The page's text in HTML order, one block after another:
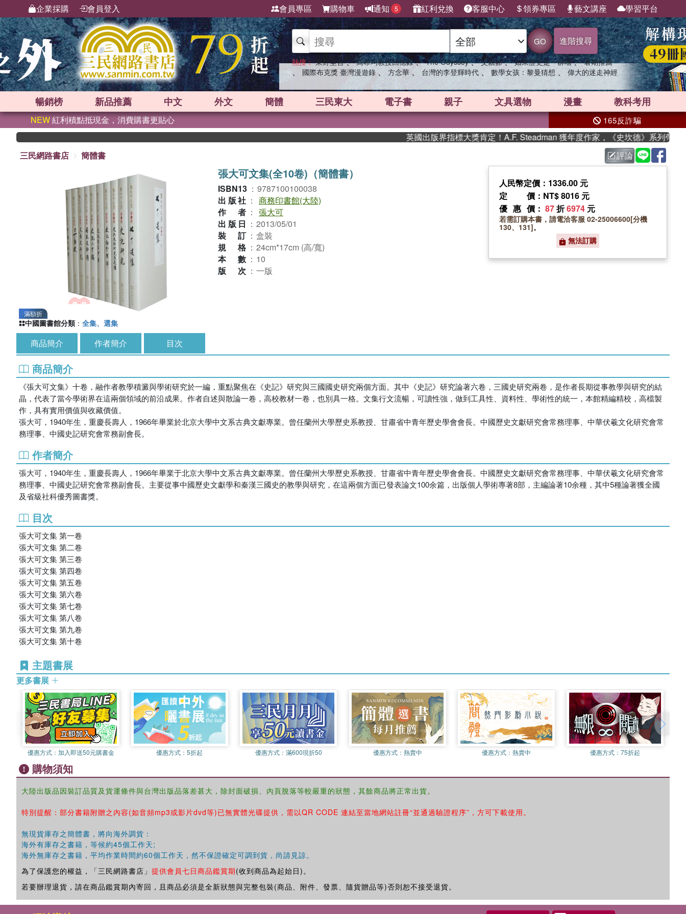
企業採購 會員登入 會員專區 購物車 通知 5 紅利兌換 客服中心 領券專區 藝文講座 學習平台
GO 進階搜尋
熱搜： 東野圭吾 、 高希均教授回憶錄 、 The Odyssey 、 父親節 、 如果歷史是一群喵 、 暑期推薦
、 國際布克獎 臺灣漫遊錄 、 方念華 、 台灣的李登輝時代 、 數學女孩：黎曼猜想 、 偉大的迷走神經
暢銷榜 新品推薦 中文 外文 簡體 三民東大 電子書 親子 文具選物 漫畫 教科考用
NEW紅利積點抵現金，消費購書更貼心 165反詐騙
英國出版界指標大獎肯定！A.F. Steadman 獲年度作家，《史坎德》系列帶你踏上
三民網路書店
簡體書 評論
滿額折
張大可文集(全10卷)（簡體書）
ISBN13 ： 9787100100038
出版社 ： 商務印書館(大陸)
作者 ： 張大可
出版日 ： 2013/05/01
裝訂 ： 盒裝
規格 ： 24cm*17cm (高/寬)
本數 ： 10
版次 ： 一版
人民幣定價：1336.00 元
定價 ：NT$ 8016 元
優惠價 ： 87折6974 元
若需訂購本書，請電洽客服 02-25006600[分機
130、131]。
無法訂購
中國圖書館分類 ： 全集、選集
商品簡介 作者簡介 目次
商品簡介
《張大可文集》十卷，融作者教學積澱與學術研究於一編，重點聚焦在《史記》研究與三國國史研究兩個方面。其中《史記》研究論著六卷，三國史研究兩卷，是作者長期從事教學與研究的結
晶，代表了當今學術界在這兩個領域的前沿成果。作者自述與散論一卷，高校教材一卷，也別具一格。文集行文流暢，可讀性強，做到工具性、資料性、學術性的統一，本館精編精校，高檔製
作，具有實用價值與收藏價值。
張大可，1940年生，重慶長壽人，1966年畢業於北京大學中文系古典文獻專業。曾任蘭州大學歷史系教授、甘肅省中青年歷史學會會長。中國歷史文獻研究會常務理事、中華伏羲文化研究會常
務理事、中國史記研究會常務副會長。
作者簡介
張大可，1940年生，重慶長壽人，1966年畢業于北京大學中文系古典文獻專業。曾任蘭州大學歷史系教授、甘肅省中青年歷史學會會長。中國歷史文獻研究會常務理事、中華伏羲文化研究會常
務理事、中國史記研究會常務副會長。主要從事中國歷史文獻學和秦漢三國史的教學與研究，在這兩個方面已發表論文100余篇，出版個人學術專著8部，主編論著10余種，其中5種論著獲全國
及省級社科優秀圖書獎。
目次
張大可文集 第一卷
張大可文集 第二卷
張大可文集 第三卷
張大可文集 第四卷
張大可文集 第五卷
張大可文集 第六卷
張大可文集 第七卷
張大可文集 第八卷
張大可文集 第九卷
張大可文集 第十卷
主題書展
更多書展
優惠方式： 加入即送50元購書金 優惠方式：5折起 優惠方式： 滿600現折50 優惠方式： 熱賣中 優惠方式： 熱賣中 優惠方式：75折起
購物須知
大陸出版品因裝訂品質及貨運條件與台灣出版品落差甚大，除封面破損、內頁脫落等較嚴重的狀態，其餘商品將正常出貨。
特別提醒：部分書籍附贈之內容(如音頻mp3或影片dvd等)已無實體光碟提供，需以QR CODE 連結至當地網站註冊“並通過驗證程序”，方可下載使用。
無現貨庫存之簡體書，將向海外調貨：
海外有庫存之書籍，等候約45個工作天;
海外無庫存之書籍，平均作業時間約60個工作天，然不保證確定可調到貨，尚請見諒。
為了保護您的權益，「三民網路書店」 提供會員七日商品鑑賞期(收到商品為起始日)。
若要辦理退貨，請在商品鑑賞期內寄回，且商品必須是全新狀態與完整包裝(商品、附件、發票、隨貨贈品等)否則恕不接受退貨。